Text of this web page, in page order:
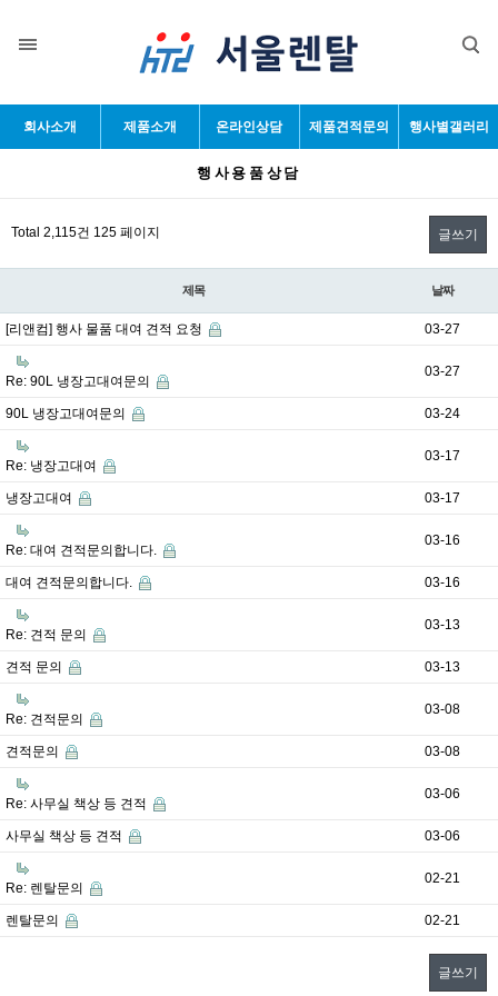
회사소개 제품소개 온라인상담 제품견적문의 행사별갤러리
행사용품상담
Total 2,115건 125 페이지 글쓰기
제목 날짜
[리앤컴] 행사 물품 대여 견적 요청 03-27
Re: 90L 냉장고대여문의
03-27
90L 냉장고대여문의 03-24
Re: 냉장고대여
03-17
냉장고대여 03-17
Re: 대여 견적문의합니다.
03-16
대여 견적문의합니다. 03-16
Re: 견적 문의
03-13
견적 문의 03-13
Re: 견적문의
03-08
견적문의 03-08
Re: 사무실 책상 등 견적
03-06
사무실 책상 등 견적 03-06
Re: 렌탈문의
02-21
렌탈문의 02-21
글쓰기